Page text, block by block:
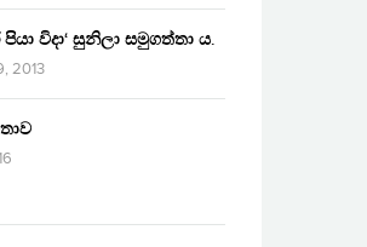
විදා‘ සුනිලා සමුගත්තා ය.
2013